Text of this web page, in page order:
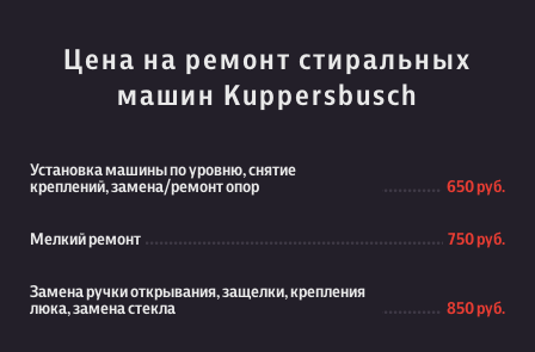
Цена на ремонт стиральных
машин Kuppersbusch
Установка машины по уровню, снятие
креплений, замена/ремонт опор
650 руб.
Мелкий ремонт 750 руб.
Замена ручки открывания, защелки, крепления
люка, замена стекла
850 руб.